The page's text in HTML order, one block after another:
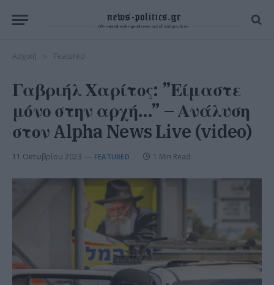
Αρχική Featured
Γαβριήλ Χαρίτος: ”Είμαστε
μόνο στην αρχή…” – Ανάλυση
στον Alpha News Live (video)
11 Οκτωβρίου 2023 FEATURED 1 Min Read